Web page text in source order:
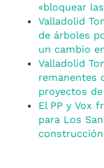
«bloquear
Valladolid
de árboles
un cambio
Valladolid
remanentes
proyectos
El PP y Vox
para Los